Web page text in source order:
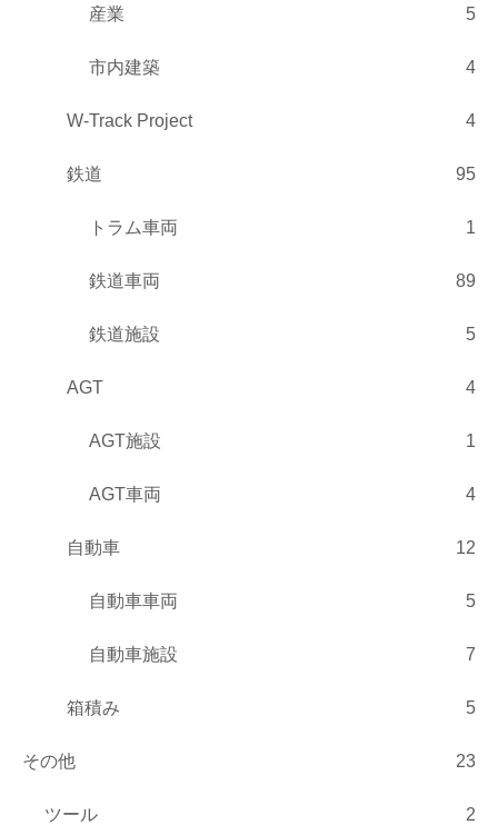
産業 5
市内建築 4
W-Track Project 4
鉄道 95
トラム車両 1
鉄道車両 89
鉄道施設 5
AGT 4
AGT施設 1
AGT車両 4
自動車 12
自動車車両 5
自動車施設 7
箱積み 5
その他 23
ツール 2